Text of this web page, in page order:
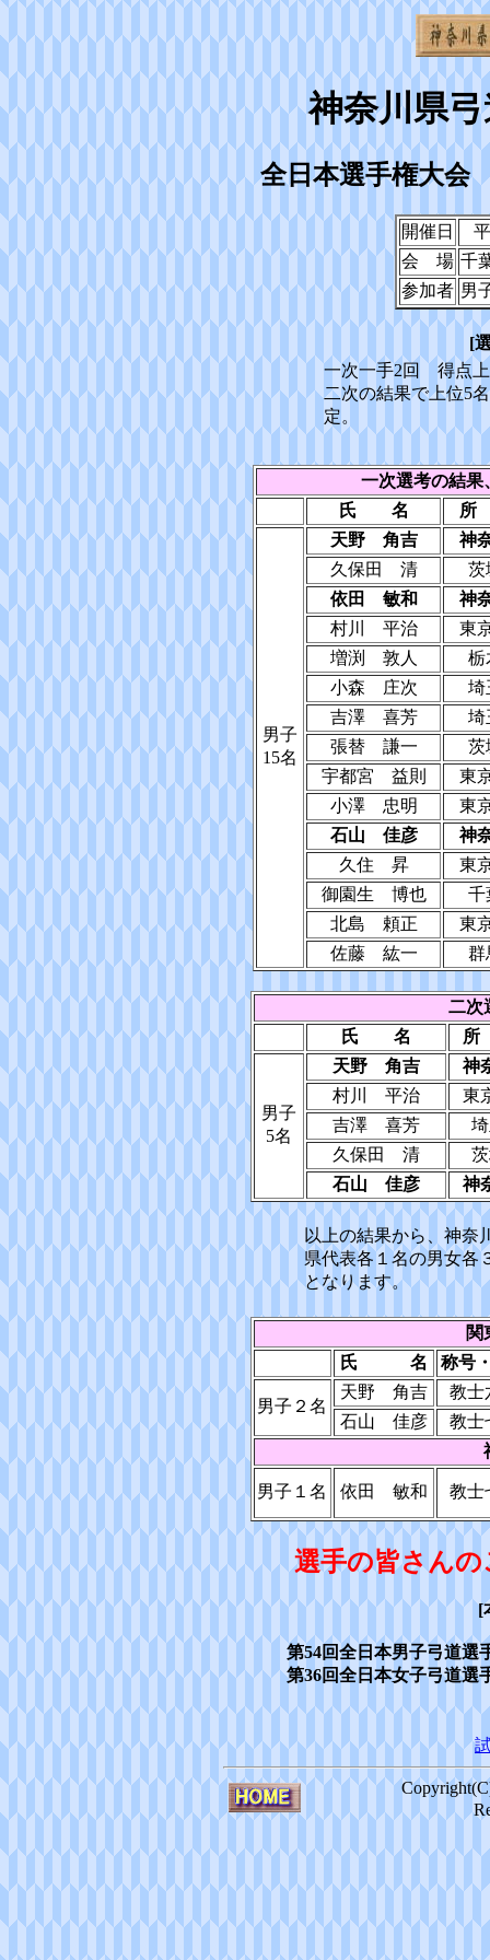
神奈川県
全日本選手権大会
開催日
会 場 千
参加者 男
[
一次一手2回 得点上
二次の結果で上位5
定。
一次選考の結果
氏 名
所
男子
15名
天野 角吉
神
久保田 清
茨
依田 敏和
神
村川 平治
東
増渕 敦人
栃
小森 庄次
埼
吉澤 喜芳
埼
張替 謙一
茨
宇都宮 益則
東
小澤 忠明
東
石山 佳彦
神
久住 昇
東
御園生 博也
千
北島 頼正
東
佐藤 紘一
群
二次
氏 名
所
男子
5名
天野 角吉
神
村川 平治
東
吉澤 喜芳
久保田 清
石山 佳彦
神
以上の結果から、神奈
県代表各１名の男女各
となります。
関
氏 名
称号
男子２名
天野 角吉
教士
石山 佳彦
教士
男子１名 依田 敏和 教士
選手の皆さん
[
第54回全日本男子弓道選
第36回全日本女子弓道選